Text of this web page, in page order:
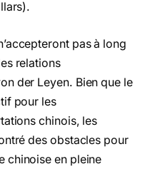
pas à long
relations
der Leyen. Bien que le
pour les
chinois, les
des obstacles pour
chinoise en pleine